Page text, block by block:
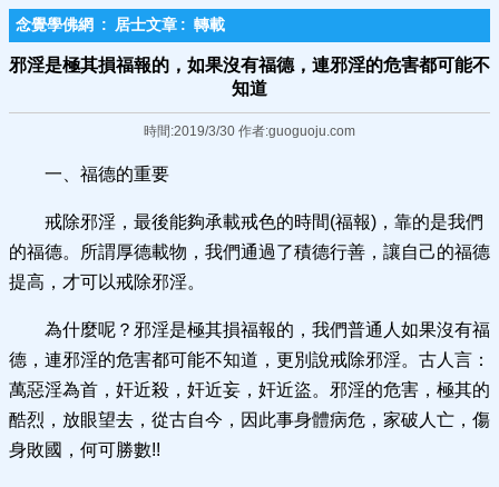
念覺學佛網 : 居士文章 : 轉載
邪淫是極其損福報的，如果沒有福德，連邪淫的危害都可能不
知道
時間:2019/3/30 作者:guoguoju.com
一、福德的重要
戒除邪淫，最後能夠承載戒色的時間(福報)，靠的是我們
的福德。所謂厚德載物，我們通過了積德行善，讓自己的福德
提高，才可以戒除邪淫。
為什麼呢？邪淫是極其損福報的，我們普通人如果沒有福
德，連邪淫的危害都可能不知道，更別說戒除邪淫。古人言：
萬惡淫為首，奸近殺，奸近妄，奸近盜。邪淫的危害，極其的
酷烈，放眼望去，從古自今，因此事身體病危，家破人亡，傷
身敗國，何可勝數!!